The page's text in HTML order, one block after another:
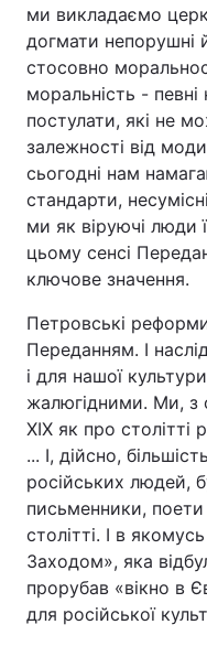
ми викладаємо
догмати непорушні
стосовно
моральність -
постулати, які не
залежності від
сьогодні нам
стандарти,
ми як віруючі
цьому сенсі
ключове значення.
Петровські
Переданням. І
і для нашої
жалюгідними. Ми, з
ХIХ як про столітті
... І, дійсно,
російських людей,
письменники,
столітті. І в
Заходом», яка
прорубав «вікно в
для російської